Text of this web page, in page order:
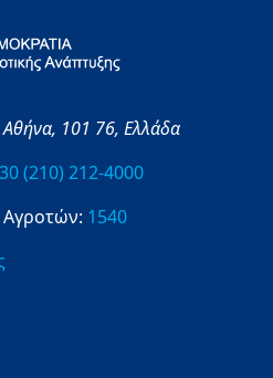
Αθήνα, 101 76, Ελλάδα
(210) 212-4000
1540